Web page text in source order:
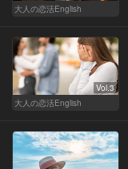
大人の恋活English
Vol.3
大人の恋活English